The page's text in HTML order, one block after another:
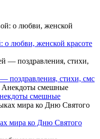
любви, женской красоте
поздравления, стихи, смс
смешные
мира ко Дню Святого